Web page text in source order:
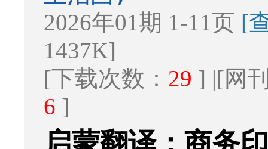
2026年01期 1-11页 [
1437K]
[下载次数： 29 ] |[网
6 ]